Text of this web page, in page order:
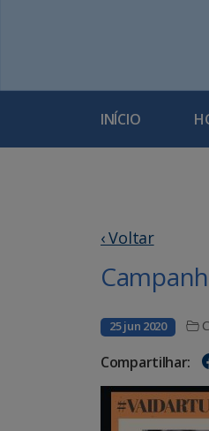
INÍCIO
‹ Voltar
25 jun 2020
Compartilhar: